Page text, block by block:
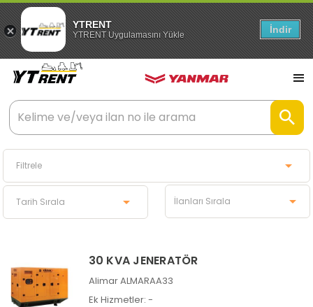
YTRENT
YTRENT Uygulamasını Yükle İndir
30 KVA JENERATÖR
Alimar ALMARAA33
Ek Hizmetler: -